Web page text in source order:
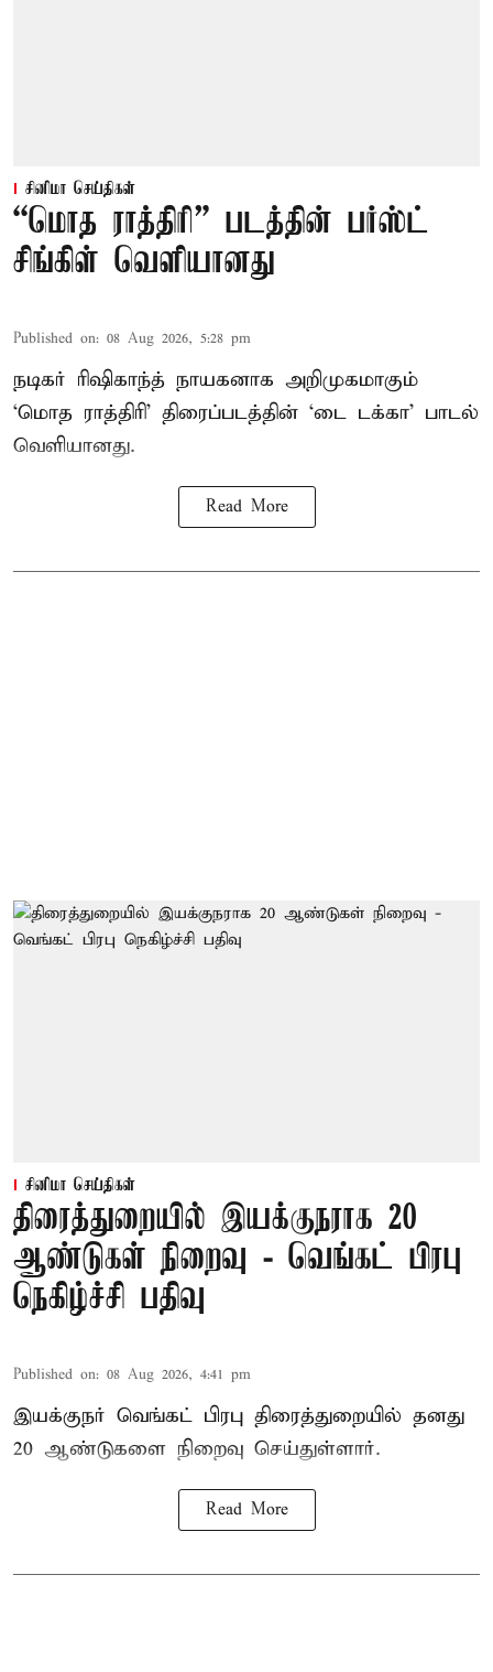
சினிமா செய்திகள்
“மொத ராத்திரி” படத்தின் பர்ஸ்ட்
சிங்கிள் வெளியானது
Published on: 08 Aug 2026, 5:28 pm
நடிகர் ரிஷிகாந்த் நாயகனாக அறிமுகமாகும்
‘மொத ராத்திரி’ திரைப்படத்தின் ‘டை டக்கா’ பாடல்
வெளியானது.
Read More
சினிமா செய்திகள்
திரைத்துறையில் இயக்குநராக 20
ஆண்டுகள் நிறைவு - வெங்கட் பிரபு
நெகிழ்ச்சி பதிவு
Published on: 08 Aug 2026, 4:41 pm
இயக்குநர் வெங்கட் பிரபு திரைத்துறையில் தனது
20 ஆண்டுகளை நிறைவு செய்துள்ளார்.
Read More